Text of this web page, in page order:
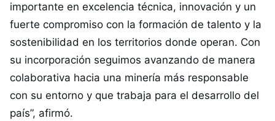
importante en excelencia técnica, innovación y un
fuerte compromiso con la formación de talento y la
sostenibilidad en los territorios donde operan. Con
su incorporación seguimos avanzando de manera
colaborativa hacia una minería más responsable
con su entorno y que trabaja para el desarrollo del
país”, afirmó.